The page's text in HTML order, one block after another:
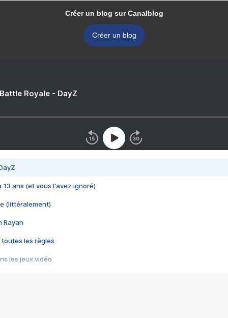
Créer un blog sur Canalblog
Créer un blog
Royale - DayZ
13 ans (et vous l'avez ignoré)
(littéralement)
Rayan
toutes les règles
les jeux vidéo